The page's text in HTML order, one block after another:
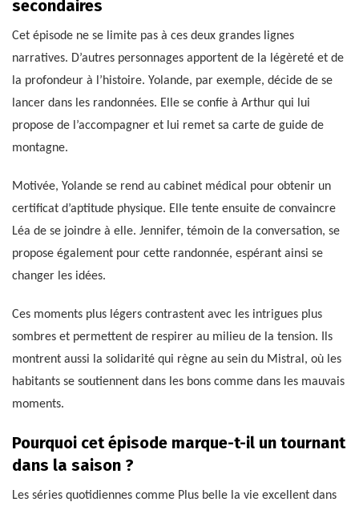
secondaires
Cet épisode ne se limite pas à ces deux grandes lignes
narratives. D’autres personnages apportent de la légèreté et de
la profondeur à l’histoire. Yolande, par exemple, décide de se
lancer dans les randonnées. Elle se confie à Arthur qui lui
propose de l’accompagner et lui remet sa carte de guide de
montagne.
Motivée, Yolande se rend au cabinet médical pour obtenir un
certificat d’aptitude physique. Elle tente ensuite de convaincre
Léa de se joindre à elle. Jennifer, témoin de la conversation, se
propose également pour cette randonnée, espérant ainsi se
changer les idées.
Ces moments plus légers contrastent avec les intrigues plus
sombres et permettent de respirer au milieu de la tension. Ils
montrent aussi la solidarité qui règne au sein du Mistral, où les
habitants se soutiennent dans les bons comme dans les mauvais
moments.
Pourquoi cet épisode marque-t-il un tournant
dans la saison ?
Les séries quotidiennes comme Plus belle la vie excellent dans